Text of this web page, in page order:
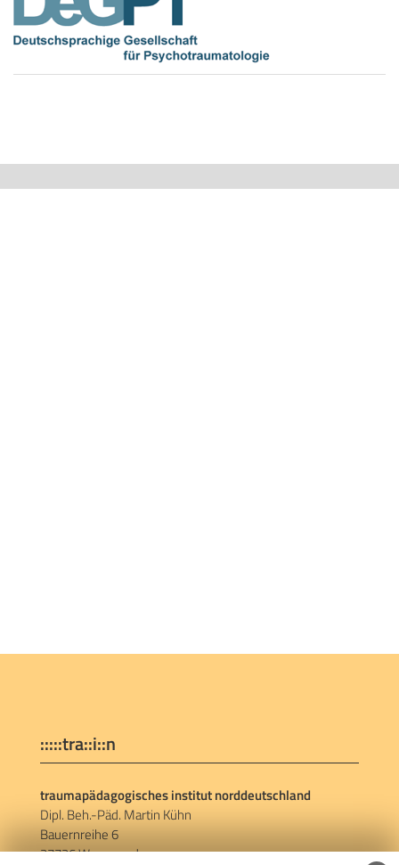
:::::tra::i::n
traumapädagogisches institut norddeutschland
Dipl. Beh.-Päd. Martin Kühn
Bauernreihe 6
27726 Worpswede